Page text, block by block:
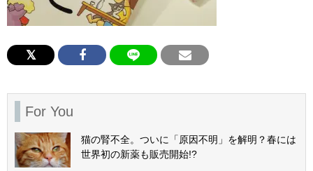
For You
猫の腎不全。ついに「原因不明」を解明？春には
世界初の新薬も販売開始!?